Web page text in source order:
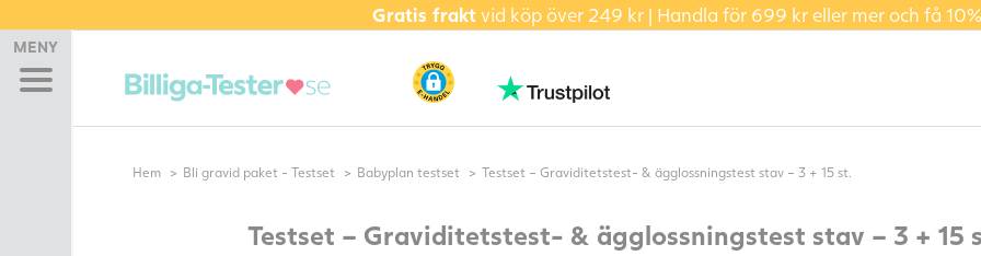
Gratis fraktvid köp över 249 kr | Handla för 699 kr eller mer och få
MENY
Graviditetstest
Hem Bli gravid paket - Testset Babyplan testset Testset – Graviditetstest- & ägglossningstest stav – 3 + 15 st.
Testset – Graviditetstest- & ägglossningstest stav – 3 + 15